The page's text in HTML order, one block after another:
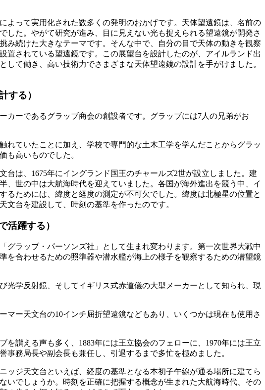
って実用化された数多くの発明のおかげです。天体望遠鏡は、名前の
た。やがて研究が進み、目に見えない光も捉えられる望遠鏡が開発さ
続けた大きなテーマです。そんな中で、自分の目で天体の動きを観察
されている望遠鏡です。この展望台を設計したのが、アイルランド出
て働き、高い技術力でさまざまな天体望遠鏡の設計を手がけました。
する）
カーであるグラッブ商会の創設者です。グラッブには7人の兄弟がお
れていたことに加え、学校で専門的な土木工学を学んだことからグラッ
も高いものでした。
は、1675年にイングランド国王のチャールズ2世が設立しました。建
世の中は大航海時代を迎えていました。各国が海外進出を競う中、イ
ためには、緯度と経度の測定が不可欠でした。緯度は北極星の位置と
台を建設して、時刻の基準を作ったのです。
活躍する）
グラッブ・パーソンズ社」として生まれ変わります。第一次世界大戦中
を合わせるための照準器や潜水艦が海上の様子を観察するための潜望鏡
学反射鏡、そしてイギリス式赤道儀の大型メーカーとして知られ、現
マー天文台の10インチ屈折望遠鏡などもあり、いくつかは現在も使用さ
讃える声も多く、1883年には王立協会のフェローに、1970年には王立
務局長や副会長も兼任し、引退するまで多忙を極めました。
ジ天文台といえば、経度の基準となる本初子午線が通る場所に建てら
でしょうか。時刻を正確に把握する概念が生まれた大航海時代、その